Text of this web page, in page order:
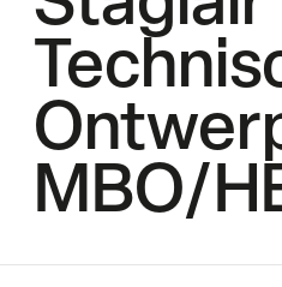
MBO/